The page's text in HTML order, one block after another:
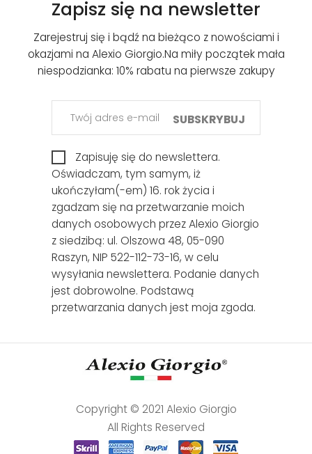
Zapisz się na newsletter
Zarejestruj się i bądź na bieżąco z nowościami i
okazjami na Alexio Giorgio.Na miły początek mała
niespodzianka: 10% rabatu na pierwsze zakupy
SUBSKRYBUJ
Zapisuję się do newslettera.
Oświadczam, tym samym, iż
ukończyłam(-em) 16. rok życia i
zgadzam się na przetwarzanie moich
danych osobowych przez Alexio Giorgio
z siedzibą: ul. Olszowa 48, 05-090
Raszyn, NIP 522-112-73-16, w celu
wysyłania newslettera. Podanie danych
jest dobrowolne. Podstawą
przetwarzania danych jest moja zgoda.
Copyright © 2021 Alexio Giorgio
All Rights Reserved